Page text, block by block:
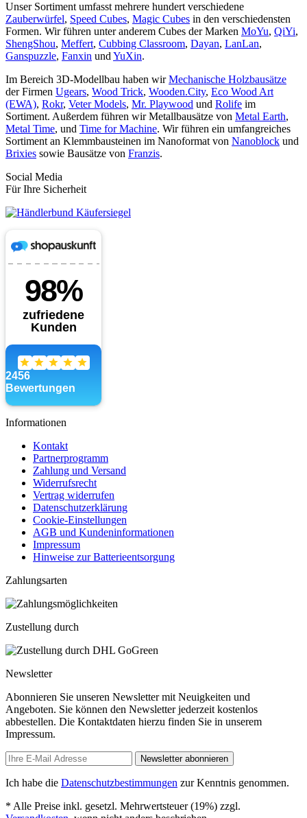
Unser Sortiment umfasst mehrere hundert verschiedene
Zauberwürfel, Speed Cubes, Magic Cubes in den verschiedensten
Formen. Wir führen unter anderem Cubes der Marken MoYu, QiYi,
ShengShou, Meffert, Cubbing Classroom, Dayan, LanLan,
Ganspuzzle, Fanxin und YuXin.
Im Bereich 3D-Modellbau haben wirMechanische Holzbausätze
der Firmen Ugears, Wood Trick, Wooden.City, Eco Wood Art
(EWA), Rokr, Veter Models, Mr. Playwood und Rolife im
Sortiment. Außerdem führen wir Metallbausätze von Metal Earth,
Metal Time, und Time for Machine. Wir führen ein umfangreiches
Sortiment an Klemmbausteinen im Nanoformat von Nanoblock und
Brixies sowie Bausätze von Franzis.
Social Media
Für Ihre Sicherheit
Informationen
Kontakt
Partnerprogramm
Zahlung und Versand
Widerrufsrecht
Vertrag widerrufen
Datenschutzerklärung
Cookie-Einstellungen
AGB und Kundeninformationen
Impressum
Hinweise zur Batterieentsorgung
Zahlungsarten
Zustellung durch
Newsletter
Abonnieren Sie unseren Newsletter mit Neuigkeiten und
Angeboten. Sie können den Newsletter jederzeit kostenlos
abbestellen. Die Kontaktdaten hierzu finden Sie in unserem
Impressum.
Newsletter abonnieren
Ich habe die Datenschutzbestimmungen zur Kenntnis genommen.
* Alle Preise inkl. gesetzl. Mehrwertsteuer (19%) zzgl.